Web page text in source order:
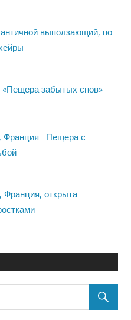
выползающий, по
забытых снов»
Франция : Пещера с
Франция, открыта